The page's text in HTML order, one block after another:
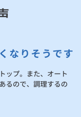
なりそうです
ップ。また、オート
るので、調理するの